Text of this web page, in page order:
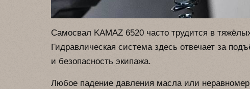
Самосвал KAMAZ 6520 часто трудится в
Гидравлическая система здесь отвечает за
и безопасность экипажа.
Любое падение давления масла или